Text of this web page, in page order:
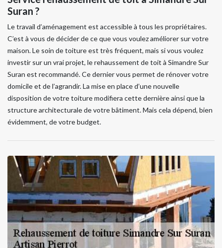
Suran ?
Le travail d’aménagement est accessible à tous les propriétaires.
C’est à vous de décider de ce que vous voulez améliorer sur votre
maison. Le soin de toiture est très fréquent, mais si vous voulez
investir sur un vrai projet, le rehaussement de toit à Simandre Sur
Suran est recommandé. Ce dernier vous permet de rénover votre
domicile et de l’agrandir. La mise en place d’une nouvelle
disposition de votre toiture modifiera cette dernière ainsi que la
structure architecturale de votre bâtiment. Mais cela dépend, bien
évidemment, de votre budget.